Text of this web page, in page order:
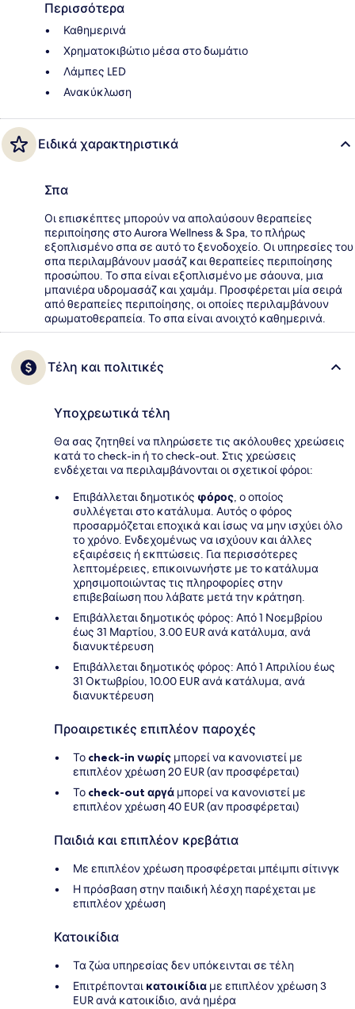
Περισσότερα
Καθημερινά
Χρηματοκιβώτιο μέσα στο δωμάτιο
Λάμπες LED
Ανακύκλωση
Ειδικά χαρακτηριστικά
Σπα
Οι επισκέπτες μπορούν να απολαύσουν θεραπείες
περιποίησης στο Aurora Wellness & Spa, το πλήρως
εξοπλισμένο σπα σε αυτό το ξενοδοχείο. Οι υπηρεσίες του
σπα περιλαμβάνουν μασάζ και θεραπείες περιποίησης
προσώπου. Το σπα είναι εξοπλισμένο με σάουνα, μια
μπανιέρα υδρομασάζ και χαμάμ. Προσφέρεται μία σειρά
από θεραπείες περιποίησης, οι οποίες περιλαμβάνουν
αρωματοθεραπεία. Το σπα είναι ανοιχτό καθημερινά.
Τέλη και πολιτικές
Υποχρεωτικά τέλη
Θα σας ζητηθεί να πληρώσετε τις ακόλουθες χρεώσεις
κατά το check-in ή το check-out. Στις χρεώσεις
ενδέχεται να περιλαμβάνονται οι σχετικοί φόροι:
Επιβάλλεται δημοτικός φόρος, ο οποίος
συλλέγεται στο κατάλυμα. Αυτός ο φόρος
προσαρμόζεται εποχικά και ίσως να μην ισχύει όλο
το χρόνο. Ενδεχομένως να ισχύουν και άλλες
εξαιρέσεις ή εκπτώσεις. Για περισσότερες
λεπτομέρειες, επικοινωνήστε με το κατάλυμα
χρησιμοποιώντας τις πληροφορίες στην
επιβεβαίωση που λάβατε μετά την κράτηση.
Επιβάλλεται δημοτικός φόρος: Από 1 Νοεμβρίου
έως 31 Μαρτίου, 3.00 EUR ανά κατάλυμα, ανά
διανυκτέρευση
Επιβάλλεται δημοτικός φόρος: Από 1 Απριλίου έως
31 Οκτωβρίου, 10.00 EUR ανά κατάλυμα, ανά
διανυκτέρευση
Προαιρετικές επιπλέον παροχές
Το check-in νωρίς μπορεί να κανονιστεί με
επιπλέον χρέωση 20 EUR (αν προσφέρεται)
Το check-out αργά μπορεί να κανονιστεί με
επιπλέον χρέωση 40 EUR (αν προσφέρεται)
Παιδιά και επιπλέον κρεβάτια
Με επιπλέον χρέωση προσφέρεται μπέιμπι σίτινγκ
Η πρόσβαση στην παιδική λέσχη παρέχεται με
επιπλέον χρέωση
Κατοικίδια
Τα ζώα υπηρεσίας δεν υπόκεινται σε τέλη
Επιτρέπονται κατοικίδια με επιπλέον χρέωση 3
EUR ανά κατοικίδιο, ανά ημέρα